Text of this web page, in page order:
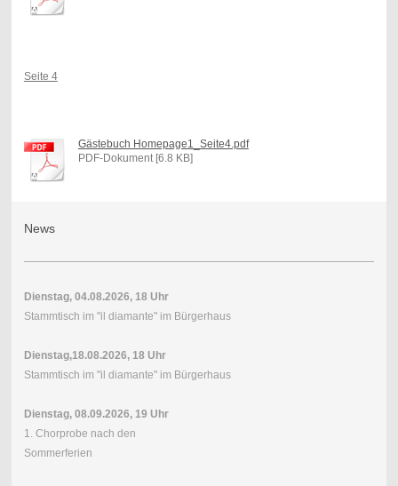
Seite 4
Gästebuch Homepage1_Seite4.pdf
PDF-Dokument [6.8 KB]
News
Dienstag, 04.08.2026, 18 Uhr
Stammtisch im "il diamante" im Bürgerhaus
Dienstag,18.08.2026, 18 Uhr
Stammtisch im "il diamante" im Bürgerhaus
Dienstag, 08.09.2026, 19 Uhr
1. Chorprobe nach den
Sommerferien